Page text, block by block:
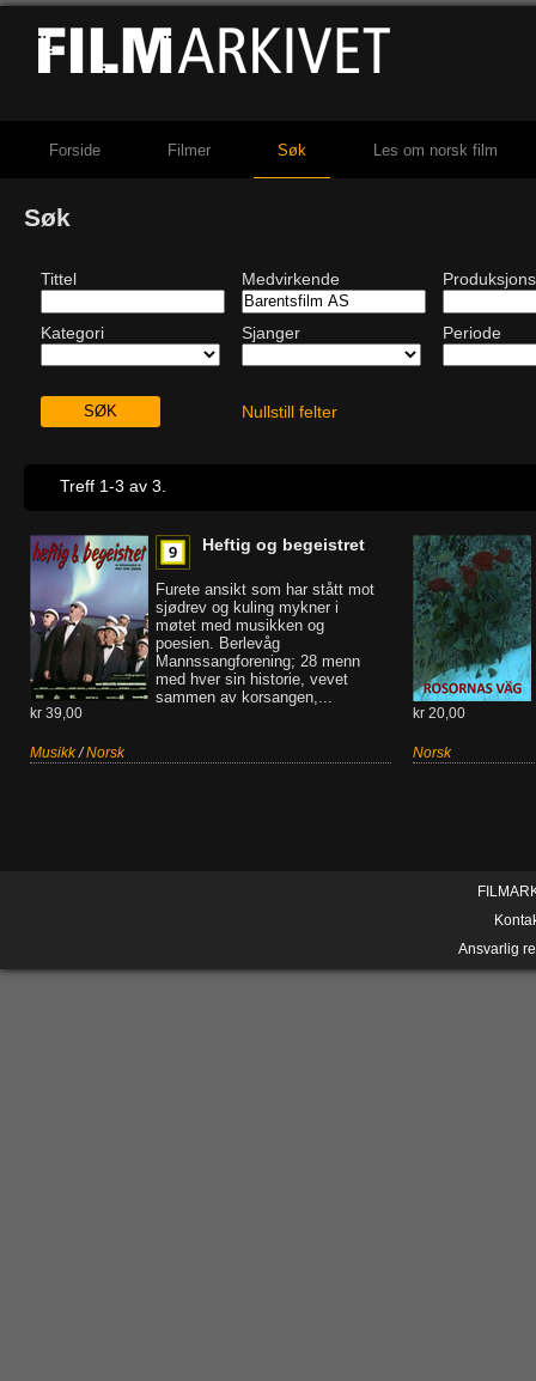
Forside Filmer Søk Les om norsk film
Søk
Tittel Medvirkende
Kategori Sjanger Periode
Nullstill felter
Treff 1-3 av 3.
Heftig og begeistret
Furete ansikt som har stått mot
sjødrev og kuling mykner i
møtet med musikken og
poesien. Berlevåg
Mannssangforening; 28 menn
med hver sin historie, vevet
sammen av korsangen,...
kr 39,00
Musikk/Norsk
kr 20,00
Norsk
Ansvarlig